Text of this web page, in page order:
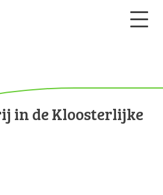
in de Kloosterlijke